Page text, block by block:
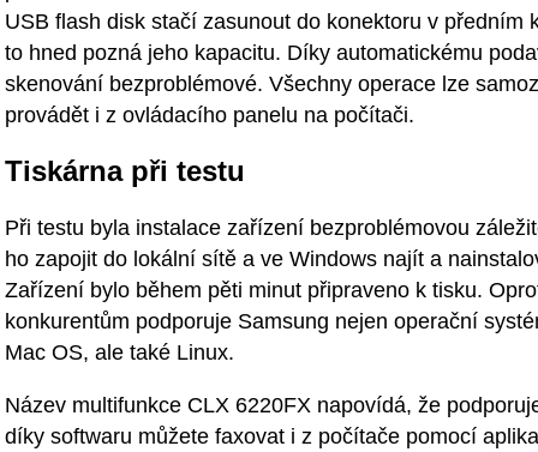
USB flash disk stačí zasunout do konektoru v předním
to hned pozná jeho kapacitu. Díky automatickému
skenování bezproblémové. Všechny operace lze
provádět i z ovládacího panelu na počítači.
Tiskárna při testu
Při testu byla instalace zařízení bezproblémovou
ho zapojit do lokální sítě a ve Windows najít a
Zařízení bylo během pěti minut připraveno k tisku.
konkurentům podporuje Samsung nejen operační
Mac OS, ale také Linux.
Název multifunkce CLX 6220FX napovídá, že
díky softwaru můžete faxovat i z počítače pomocí